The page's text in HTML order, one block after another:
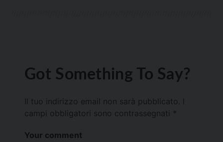
Got Something To Say?
Il tuo indirizzo email non sarà pubblicato.
campi obbligatori sono contrassegnati *
Your comment